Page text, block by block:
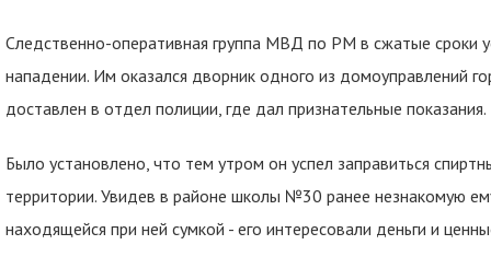
Следственно-оперативная группа МВД по РМ в сжатые сроки
нападении. Им оказался дворник одного из домоуправлений
доставлен в отдел полиции, где дал признательные показания.
Было установлено, что тем утром он успел заправиться
территории. Увидев в районе школы №30 ранее незнакомую
находящейся при ней сумкой - его интересовали деньги и